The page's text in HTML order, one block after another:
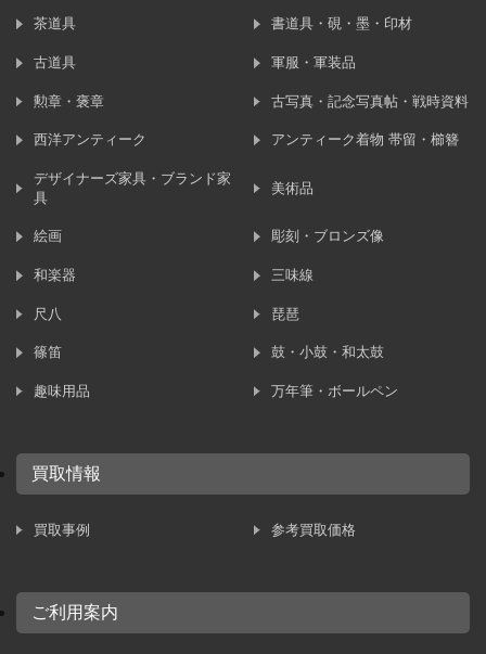
茶道具 書道具・硯・墨・印材
古道具 軍服・軍装品
勲章・褒章 古写真・記念写真帖・戦時資料
西洋アンティーク アンティーク着物 帯留・櫛簪
デザイナーズ家具・ブランド家
具
美術品
絵画 彫刻・ブロンズ像
和楽器 三味線
尺八 琵琶
篠笛 鼓・小鼓・和太鼓
趣味用品 万年筆・ボールペン
買取情報
買取事例 参考買取価格
ご利用案内